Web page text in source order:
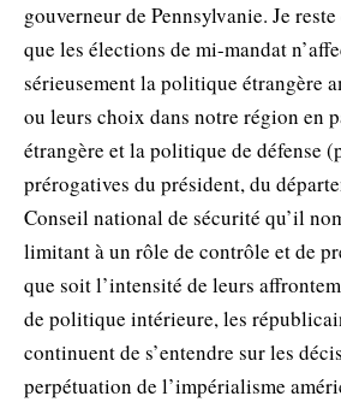
gouverneur de Pennsylvanie. Je
que les élections de mi-mandat
sérieusement la politique étrangère
ou leurs choix dans notre région en
étrangère et la politique de défense
prérogatives du président, du
Conseil national de sécurité qu’il
limitant à un rôle de contrôle et de
que soit l’intensité de leurs
de politique intérieure, les
continuent de s’entendre sur les
perpétuation de l’impérialisme